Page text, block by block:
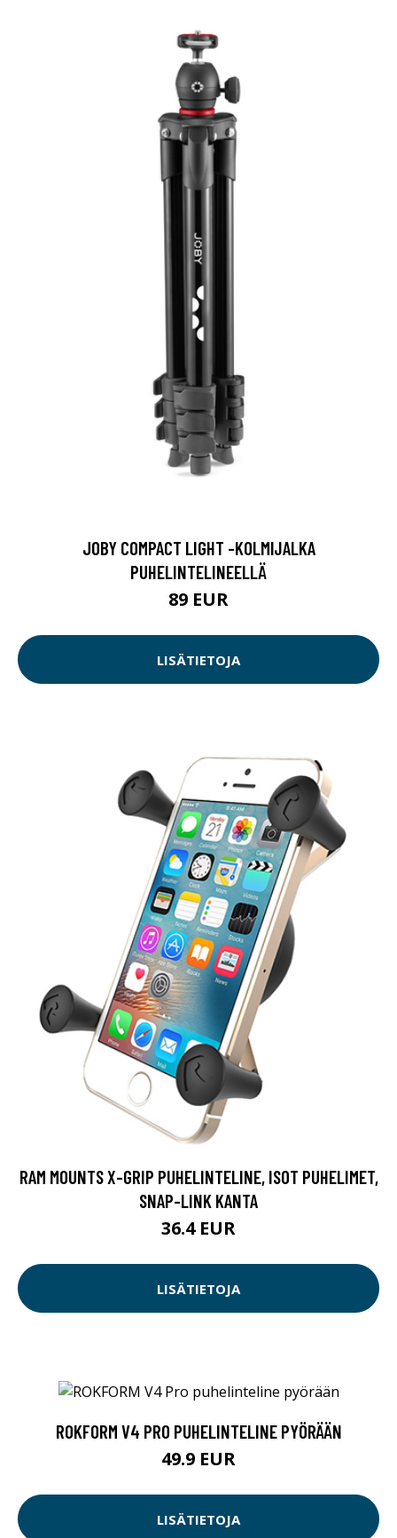
JOBY COMPACT LIGHT -KOLMIJALKA
PUHELINTELINEELLÄ
89 EUR
LISÄTIETOJA
RAM MOUNTS X-GRIP PUHELINTELINE, ISOT PUHELIMET,
SNAP-LINK KANTA
36.4 EUR
LISÄTIETOJA
ROKFORM V4 PRO PUHELINTELINE PYÖRÄÄN
49.9 EUR
LISÄTIETOJA